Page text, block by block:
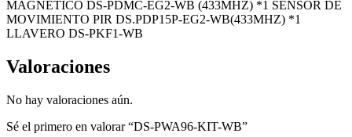
MAGNETICO DS-PDMC-EG2-WB (433MHZ) *1 SENSOR DE
MOVIMIENTO PIR DS.PDP15P-EG2-WB(433MHZ) *1
LLAVERO DS-PKF1-WB
Valoraciones
No hay valoraciones aún.
Sé el primero en valorar “DS-PWA96-KIT-WB”